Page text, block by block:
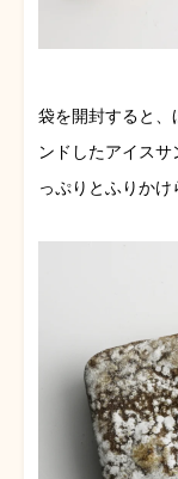
袋を開封すると、
ンドしたアイス
っぷりとふりかけ